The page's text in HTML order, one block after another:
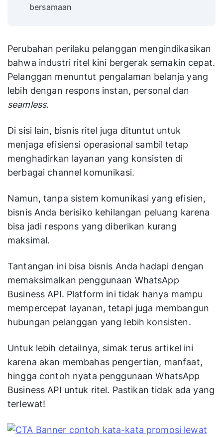
bersamaan
Perubahan perilaku pelanggan mengindikasikan
bahwa industri ritel kini bergerak semakin cepat.
Pelanggan menuntut pengalaman belanja yang
lebih dengan respons instan, personal dan
seamless.
Di sisi lain, bisnis ritel juga dituntut untuk
menjaga efisiensi operasional sambil tetap
menghadirkan layanan yang konsisten di
berbagai channel komunikasi.
Namun, tanpa sistem komunikasi yang efisien,
bisnis Anda berisiko kehilangan peluang karena
bisa jadi respons yang diberikan kurang
maksimal.
Tantangan ini bisa bisnis Anda hadapi dengan
memaksimalkan penggunaan WhatsApp
Business API. Platform ini tidak hanya mampu
mempercepat layanan, tetapi juga membangun
hubungan pelanggan yang lebih konsisten.
Untuk lebih detailnya, simak terus artikel ini
karena akan membahas pengertian, manfaat,
hingga contoh nyata penggunaan WhatsApp
Business API untuk ritel. Pastikan tidak ada yang
terlewat!